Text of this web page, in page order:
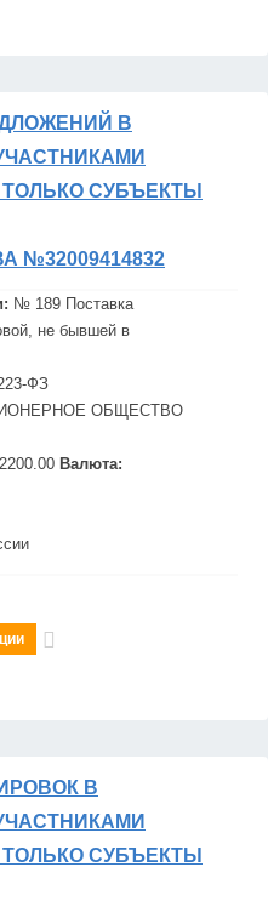
В
СУБЪЕКТЫ
№32009414832
№ 189 Поставка
не бывшей в
ФЗ
ОБЩЕСТВО
Валюта:
В
СУБЪЕКТЫ